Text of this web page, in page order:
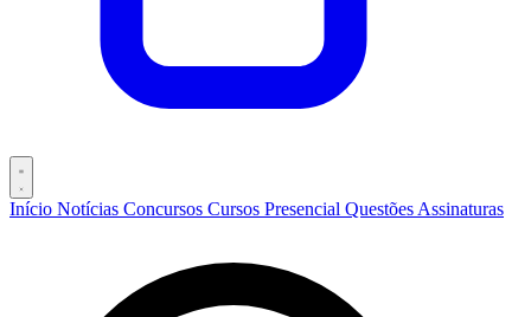
Início Notícias Concursos Cursos Presencial Questões Assinaturas